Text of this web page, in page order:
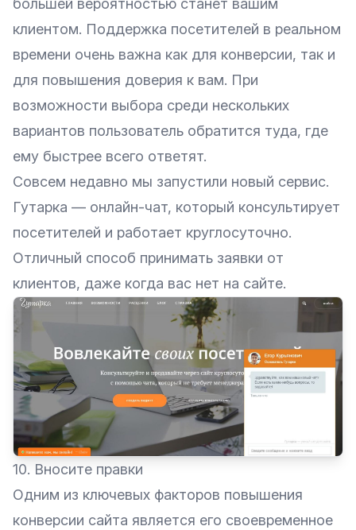
большей вероятностью станет вашим
клиентом. Поддержка посетителей в реальном
времени очень важна как для конверсии, так и
для повышения доверия к вам. При
возможности выбора среди нескольких
вариантов пользователь обратится туда, где
ему быстрее всего ответят.
Совсем недавно мы запустили новый сервис.
Гутарка — онлайн-чат, который консультирует
посетителей и работает круглосуточно.
Отличный способ принимать заявки от
клиентов, даже когда вас нет на сайте.
10. Вносите правки
Одним из ключевых факторов повышения
конверсии сайта является его своевременное